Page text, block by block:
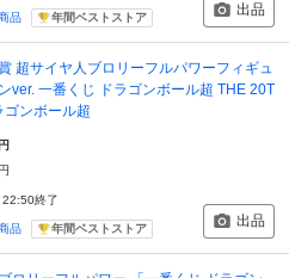
品 年間ベストストア 出品
超サイヤ人ブロリーフルパワーフィギュ
ver. 一番くじ ドラゴンボール超 THE 20T
ゴンボール超
円
円
22:50終了
品 年間ベストストア 出品